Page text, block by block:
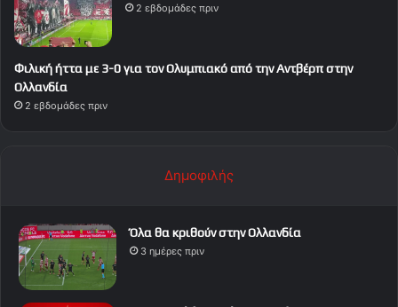
2 εβδομάδες πριν
Φιλική ήττα με 3-0 για τον Ολυμπιακό από την Αντβέρπ στην
Ολλανδία
2 εβδομάδες πριν
Δημοφιλής
Όλα θα κριθούν στην Ολλανδία
3 ημέρες πριν